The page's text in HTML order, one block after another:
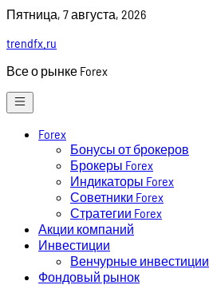
Skip
content
Пятница, 7 августа, 2026
trendfx.ru
Все о рынке Forex
Forex
Бонусы от брокеров
Брокеры Forex
Индикаторы Forex
Советники Forex
Стратегии Forex
Акции компаний
Инвестиции
Венчурные инвестиции
Фондовый рынок